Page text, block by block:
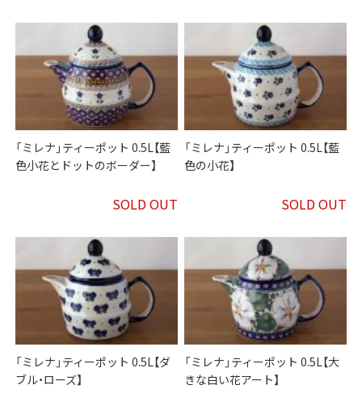
「ミレナ」ティーポット 0.5L【藍
色小花とドットのボーダー】
SOLD OUT
「ミレナ」ティーポット 0.5L【藍
色の小花】
SOLD OUT
「ミレナ」ティーポット 0.5L【ダ
ブル・ローズ】
「ミレナ」ティーポット 0.5L【大
きな白い花アート】